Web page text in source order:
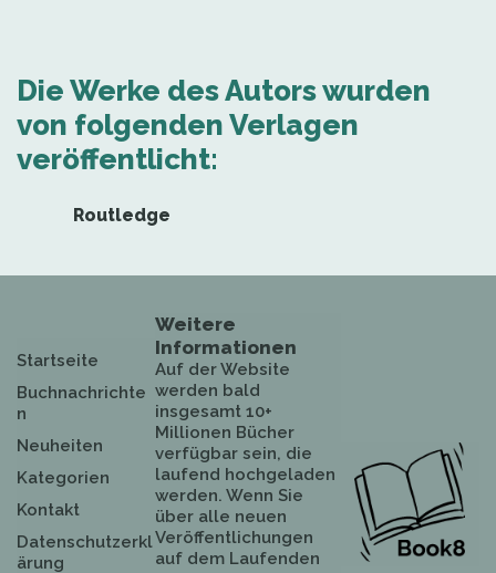
Die Werke des Autors wurden
von folgenden Verlagen
veröffentlicht:
Routledge
Startseite
Buchnachrichte
n
Neuheiten
Kategorien
Kontakt
Datenschutzerkl
ärung
Weitere
Informationen
Auf der Website
werden bald
insgesamt 10+
Millionen Bücher
verfügbar sein, die
laufend hochgeladen
werden. Wenn Sie
über alle neuen
Veröffentlichungen
auf dem Laufenden